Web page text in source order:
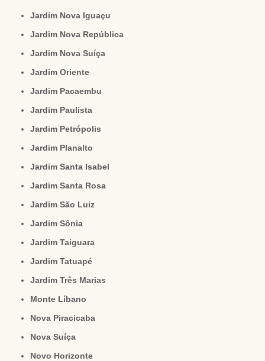
Jardim Nova Iguaçu
Jardim Nova República
Jardim Nova Suíça
Jardim Oriente
Jardim Pacaembu
Jardim Paulista
Jardim Petrópolis
Jardim Planalto
Jardim Santa Isabel
Jardim Santa Rosa
Jardim São Luiz
Jardim Sônia
Jardim Taiguara
Jardim Tatuapé
Jardim Três Marias
Monte Líbano
Nova Piracicaba
Nova Suíça
Novo Horizonte